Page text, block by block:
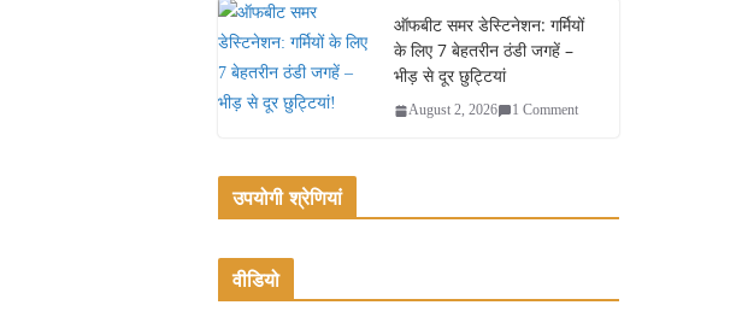
ऑफबीट समर डेस्टिनेशन: गर्मियों
के लिए 7 बेहतरीन ठंडी जगहें –
भीड़ से दूर छुट्टियां
August 2, 2026 1 Comment
उपयोगी श्रेणियां
वीडियो